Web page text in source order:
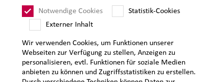
Datenschutz
Notwendige Cookies
Statistik-Cookies
Externer Inhalt
Wir verwenden Cookies, um Funktionen unserer
Webseiten zur Verfügung zu stellen, Anzeigen zu
personalisieren, evtl. Funktionen für soziale Medien
anbieten zu können und Zugriffsstatistiken zu erstellen.